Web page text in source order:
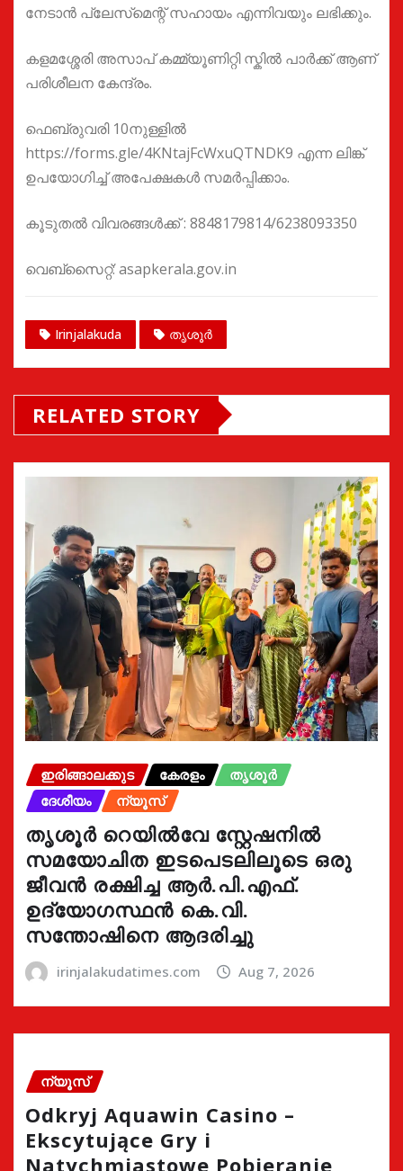
നേടാൻ പ്ലേസ്‌മെന്റ് സഹായം എന്നിവയും ലഭിക്കും.
കളമശ്ശേരി അസാപ് കമ്മ്യൂണിറ്റി സ്കിൽ പാർക്ക് ആണ്
പരിശീലന കേന്ദ്രം.
ഫെബ്രുവരി 10നുള്ളിൽ
https://forms.gle/4KNtajFcWxuQTNDK9 എന്ന ലിങ്ക്
ഉപയോഗിച്ച് അപേക്ഷകൾ സമർപ്പിക്കാം.
കൂടുതൽ വിവരങ്ങൾക്ക് : 8848179814/6238093350
വെബ്സൈറ്റ്: asapkerala.gov.in
Irinjalakuda തൃശൂർ
RELATED STORY
ഇരിങ്ങാലക്കുട കേരളം
തൃശൂർ
ദേശീയം
ന്യൂസ്
തൃശൂർ റെയിൽവേ സ്റ്റേഷനിൽ
സമയോചിത ഇടപെടലിലൂടെ ഒരു
ജീവൻ രക്ഷിച്ച ആർ.പി.എഫ്.
ഉദ്യോഗസ്ഥൻ കെ.വി.
സന്തോഷിനെ ആദരിച്ചു
irinjalakudatimes.com Aug 7, 2026
ന്യൂസ്
Odkryj Aquawin Casino –
Ekscytujące Gry i
Natychmiastowe Pobieranie